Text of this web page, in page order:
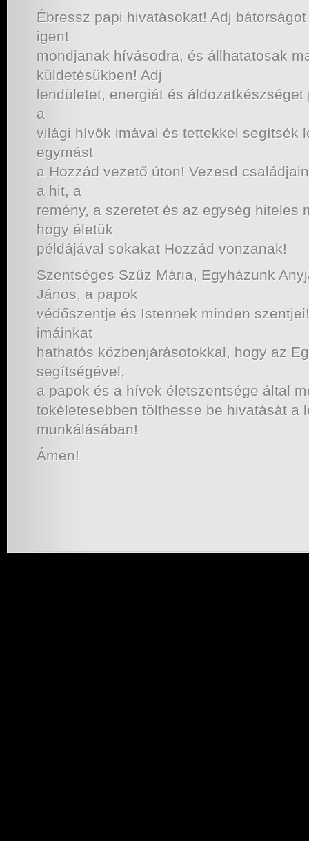
Ébressz papi hivatásokat! Adj
igent
mondjanak hívásodra, és állhatatosak
küldetésükben! Adj
lendületet, energiát és
a
világi hívők imával és tettekkel segítsék
egymást
a Hozzád vezető úton! Vezesd
a hit, a
remény, a szeretet és az egység hiteles
hogy életük
példájával sokakat Hozzád vonzanak!
Szentséges Szűz Mária, Egyházunk
János, a papok
védőszentje és Istennek minden
imáinkat
hathatós közbenjárásotokkal, hogy az
segítségével,
a papok és a hívek életszentsége által
tökéletesebben tölthesse be hivatását a
munkálásában!
Ámen!